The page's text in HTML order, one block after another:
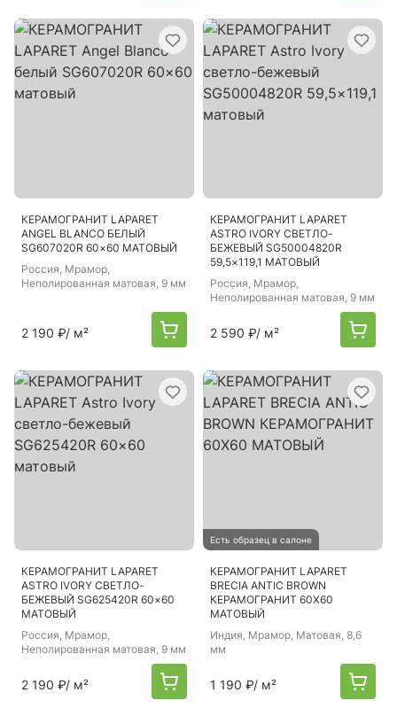
КЕРАМОГРАНИТ LAPARET
ANGEL BLANCO БЕЛЫЙ
SG607020R 60×60 МАТОВЫЙ
Россия, Мрамор,
Неполированная матовая, 9 мм
2 190 ₽/ м²
КЕРАМОГРАНИТ LAPARET
ASTRO IVORY СВЕТЛО-
БЕЖЕВЫЙ SG50004820R
59,5×119,1 МАТОВЫЙ
Россия, Мрамор,
Неполированная матовая, 9 мм
2 590 ₽/ м²
КЕРАМОГРАНИТ LAPARET
ASTRO IVORY СВЕТЛО-
БЕЖЕВЫЙ SG625420R 60×60
МАТОВЫЙ
Россия, Мрамор,
Неполированная матовая, 9 мм
2 190 ₽/ м²
Есть образец в салоне
КЕРАМОГРАНИТ LAPARET
BRECIA ANTIC BROWN
КЕРАМОГРАНИТ 60Х60
МАТОВЫЙ
Индия, Мрамор, Матовая, 8,6
мм
1 190 ₽/ м²